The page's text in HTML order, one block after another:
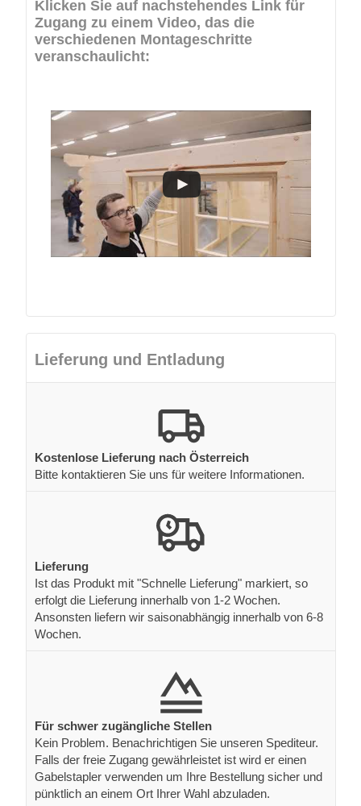
Klicken Sie auf nachstehendes Link für
Zugang zu einem Video, das die
verschiedenen Montageschritte
veranschaulicht:
Lieferung und Entladung
Kostenlose Lieferung nach Österreich
Bitte kontaktieren Sie uns für weitere Informationen.
Lieferung
Ist das Produkt mit "Schnelle Lieferung" markiert, so
erfolgt die Lieferung innerhalb von 1-2 Wochen.
Ansonsten liefern wir saisonabhängig innerhalb von 6-8
Wochen.
Für schwer zugängliche Stellen
Kein Problem. Benachrichtigen Sie unseren Spediteur.
Falls der freie Zugang gewährleistet ist wird er einen
Gabelstapler verwenden um Ihre Bestellung sicher und
pünktlich an einem Ort Ihrer Wahl abzuladen.